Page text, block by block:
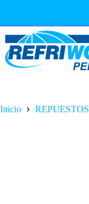
Inicio REPUESTOS